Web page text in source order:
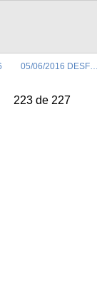
05/06/2016
223 de 227